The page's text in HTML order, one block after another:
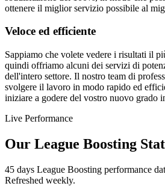
ottenere il miglior servizio possibile al
Veloce ed efficiente
Sappiamo che volete vedere i risultati il
quindi offriamo alcuni dei servizi di
dell'intero settore. Il nostro team di
svolgere il lavoro in modo rapido ed
iniziare a godere del vostro nuovo grado
Live Performance
Our League Boosting
45 days League Boosting performance
Refreshed weekly.